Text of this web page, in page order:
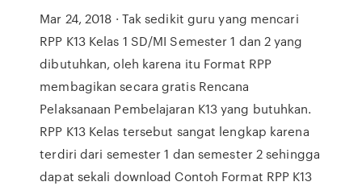
Mar 24, 2018 · Tak sedikit guru yang mencari
RPP K13 Kelas 1 SD/MI Semester 1 dan 2 yang
dibutuhkan, oleh karena itu Format RPP
membagikan secara gratis Rencana
Pelaksanaan Pembelajaran K13 yang butuhkan.
RPP K13 Kelas tersebut sangat lengkap karena
terdiri dari semester 1 dan semester 2 sehingga
dapat sekali download Contoh Format RPP K13